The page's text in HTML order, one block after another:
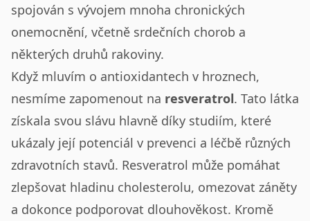
spojován s vývojem mnoha chronických
onemocnění, včetně srdečních chorob a
některých druhů rakoviny.
Když mluvím o antioxidantech v hroznech,
nesmíme zapomenout na resveratrol. Tato látka
získala svou slávu hlavně díky studiím, které
ukázaly její potenciál v prevenci a léčbě různých
zdravotních stavů. Resveratrol může pomáhat
zlepšovat hladinu cholesterolu, omezovat záněty
a dokonce podporovat dlouhověkost. Kromě